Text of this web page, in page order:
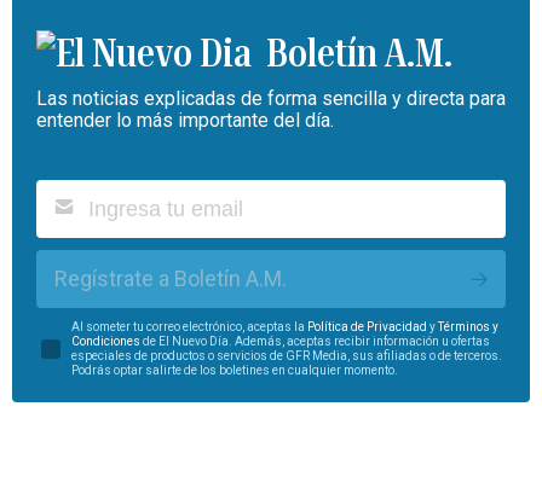
Boletín A.M.
Las noticias explicadas de forma sencilla y directa para
entender lo más importante del día.
Regístrate a Boletín A.M.
Al someter tu correo electrónico, aceptas la Política de Privacidad yTérminos y
Condiciones de El Nuevo Día. Además, aceptas recibir información u ofertas
especiales de productos o servicios de GFR Media, sus afiliadas o de terceros.
Podrás optar salirte de los boletines en cualquier momento.